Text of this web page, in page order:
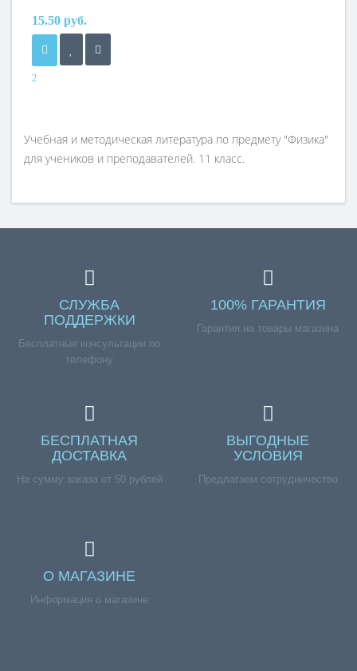
В.А., «Аверсэв»
15.50 руб.
2
Авторы
Малашонок В. А.
Аверсэв
Учебная и методическая литература по предмету "Физика"
для учеников и преподавателей. 11 класс.
СЛУЖБА
ПОДДЕРЖКИ
Бесплатные консультации по
телефону
100% ГАРАНТИЯ
Гарантия на товары магазина
БЕСПЛАТНАЯ
ДОСТАВКА
На сумму заказа от 50 рублей
ВЫГОДНЫЕ
УСЛОВИЯ
Предлагаем сотрудничество
О МАГАЗИНЕ
Информация о магазине